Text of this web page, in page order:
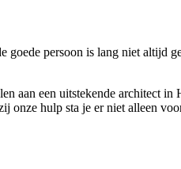
persoon is lang niet altijd
aan een uitstekende architect
hulp sta je er niet alleen